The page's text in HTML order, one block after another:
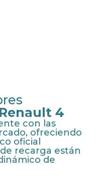
Renault 4
con las
ofreciendo
oficial
recarga están
de